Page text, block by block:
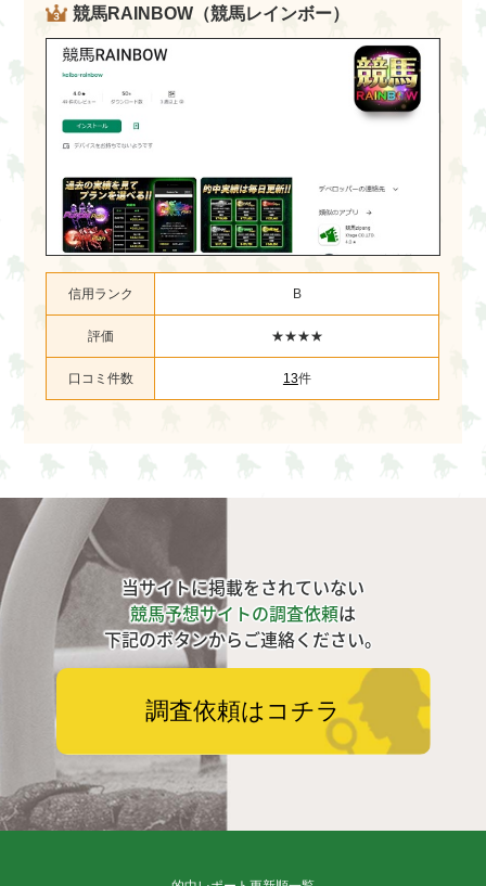
競馬RAINBOW（競馬レインボー）
信用ランク B
評価 ★★★★
口コミ件数 13件
当サイトに掲載をされていない
競馬予想サイトの調査依頼は
下記のボタンからご連絡ください。
調査依頼はコチラ